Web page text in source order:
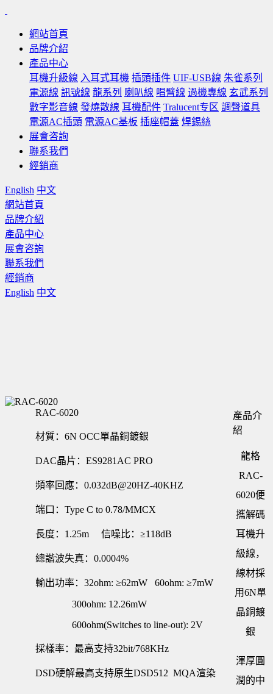
網站首頁
品牌介紹
產品中心
耳機升級線 入耳式耳機 插頭插件 UIF-USB線 朱雀系列
電源線 訊號線 龍系列 喇叭線 唱臂線 過機專線 玄武系列
數字影音線 發燒散線 耳機配件 Tralucent专区 調聲道具
電源AC插頭 電源AC基板 插座帽蓋 焊錫絲
展會咨詢
聯系我們
經銷商
English 中文
網站首頁
品牌介紹
產品中心
展會咨詢
聯系我們
經銷商
English 中文
RAC-6020
材質：6N OCC單晶銅鍍銀
DAC晶片：ES9281AC PRO
頻率回應：0.032dB@20HZ-40KHZ
端口：Type C to 0.78/MMCX
長度：1.25m 信噪比：≥118dB
總諧波失真：0.0004%
輸出功率：32ohm: ≥62mW 60ohm: ≥7mW
300ohm: 12.26mW
600ohm(Switches to line-out): 2V
採樣率：最高支持32bit/768KHz
DSD硬解最高支持原生DSD512 MQA渲染
產品介
紹
龍格
RAC-
6020便
攜解碼
耳機升
級線，
線材採
用6N單
晶銅鍍
銀
渾厚圓
潤的中